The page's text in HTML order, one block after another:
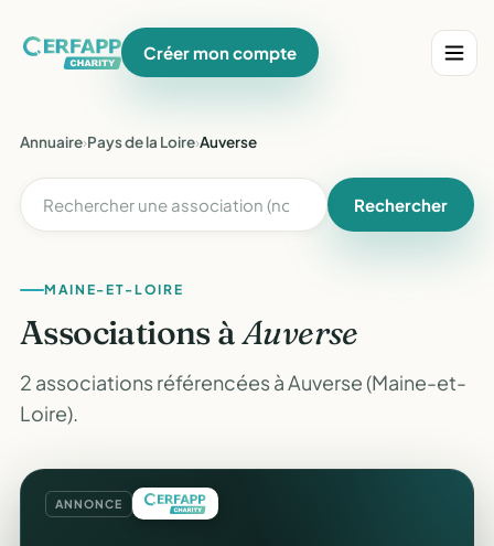
Créer mon compte
Annuaire›Pays de la Loire›Auverse
Rechercher
MAINE-ET-LOIRE
Associations àAuverse
2 associations référencées à Auverse (Maine-et-
Loire).
ANNONCE